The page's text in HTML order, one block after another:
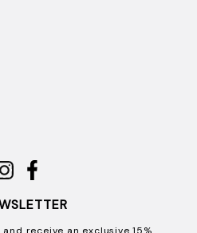
receive an exclusive 15%